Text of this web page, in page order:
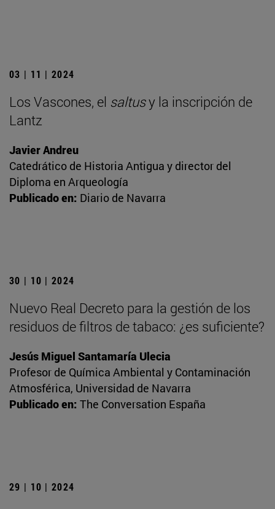
03 | 11 | 2024
Los Vascones, el saltusy la inscripción de
Lantz
Javier Andreu
Catedrático de Historia Antigua y director del
Diploma en Arqueología
Publicado en: Diario de Navarra
30 | 10 | 2024
Nuevo Real Decreto para la gestión de los
residuos de filtros de tabaco: ¿es suficiente?
Jesús Miguel Santamaría Ulecia
Profesor de Química Ambiental y Contaminación
Atmosférica, Universidad de Navarra
Publicado en: The Conversation España
29 | 10 | 2024